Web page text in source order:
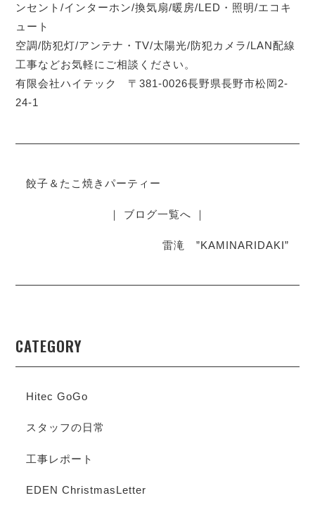
ンセント/インターホン/換気扇/暖房/LED・照明/エコキ
ュート
空調/防犯灯/アンテナ・TV/太陽光/防犯カメラ/LAN配線
工事などお気軽にご相談ください。
有限会社ハイテック 〒381-0026長野県長野市松岡2-
24-1
餃子＆たこ焼きパーティー
｜ ブログ一覧へ ｜
雷滝 ”KAMINARIDAKI”
CATEGORY
Hitec GoGo
スタッフの日常
工事レポート
EDEN ChristmasLetter